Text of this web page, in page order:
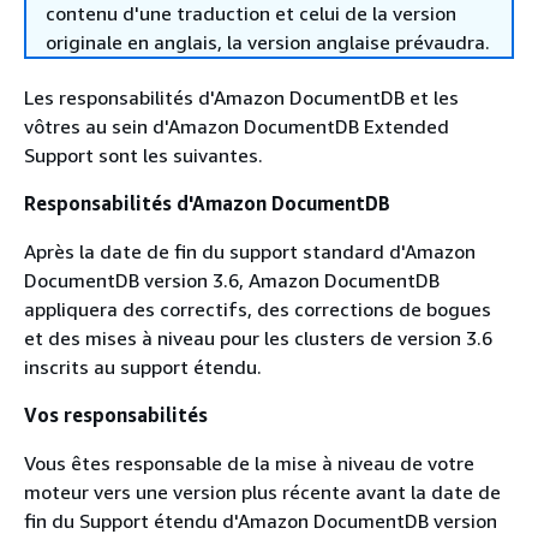
contenu d'une traduction et celui de la version
originale en anglais, la version anglaise prévaudra.
Les responsabilités d'Amazon DocumentDB et les
vôtres au sein d'Amazon DocumentDB Extended
Support sont les suivantes.
Responsabilités d'Amazon DocumentDB
Après la date de fin du support standard d'Amazon
DocumentDB version 3.6, Amazon DocumentDB
appliquera des correctifs, des corrections de bogues
et des mises à niveau pour les clusters de version 3.6
inscrits au support étendu.
Vos responsabilités
Vous êtes responsable de la mise à niveau de votre
moteur vers une version plus récente avant la date de
fin du Support étendu d'Amazon DocumentDB version